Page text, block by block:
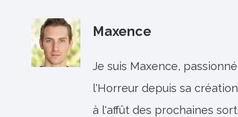
Maxence
Je suis Maxence,
l'Horreur depuis sa
à l'affût des prochaines